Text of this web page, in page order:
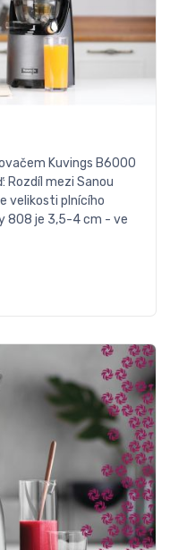
Kuvings B6000
Rozdíl mezi Sanou
velikosti plnícího
808 je 3,5-4 cm - ve